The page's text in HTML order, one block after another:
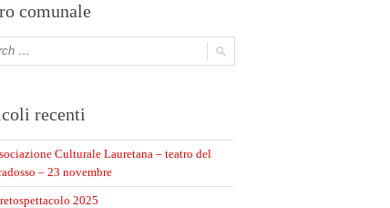
comunale
recenti
Culturale Lauretana – teatro del
– 23 novembre
2025